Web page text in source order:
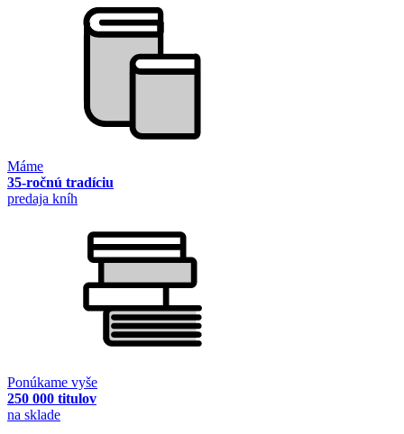
Máme
35-ročnú tradíciu
predaja kníh
Ponúkame vyše
250 000 titulov
na sklade